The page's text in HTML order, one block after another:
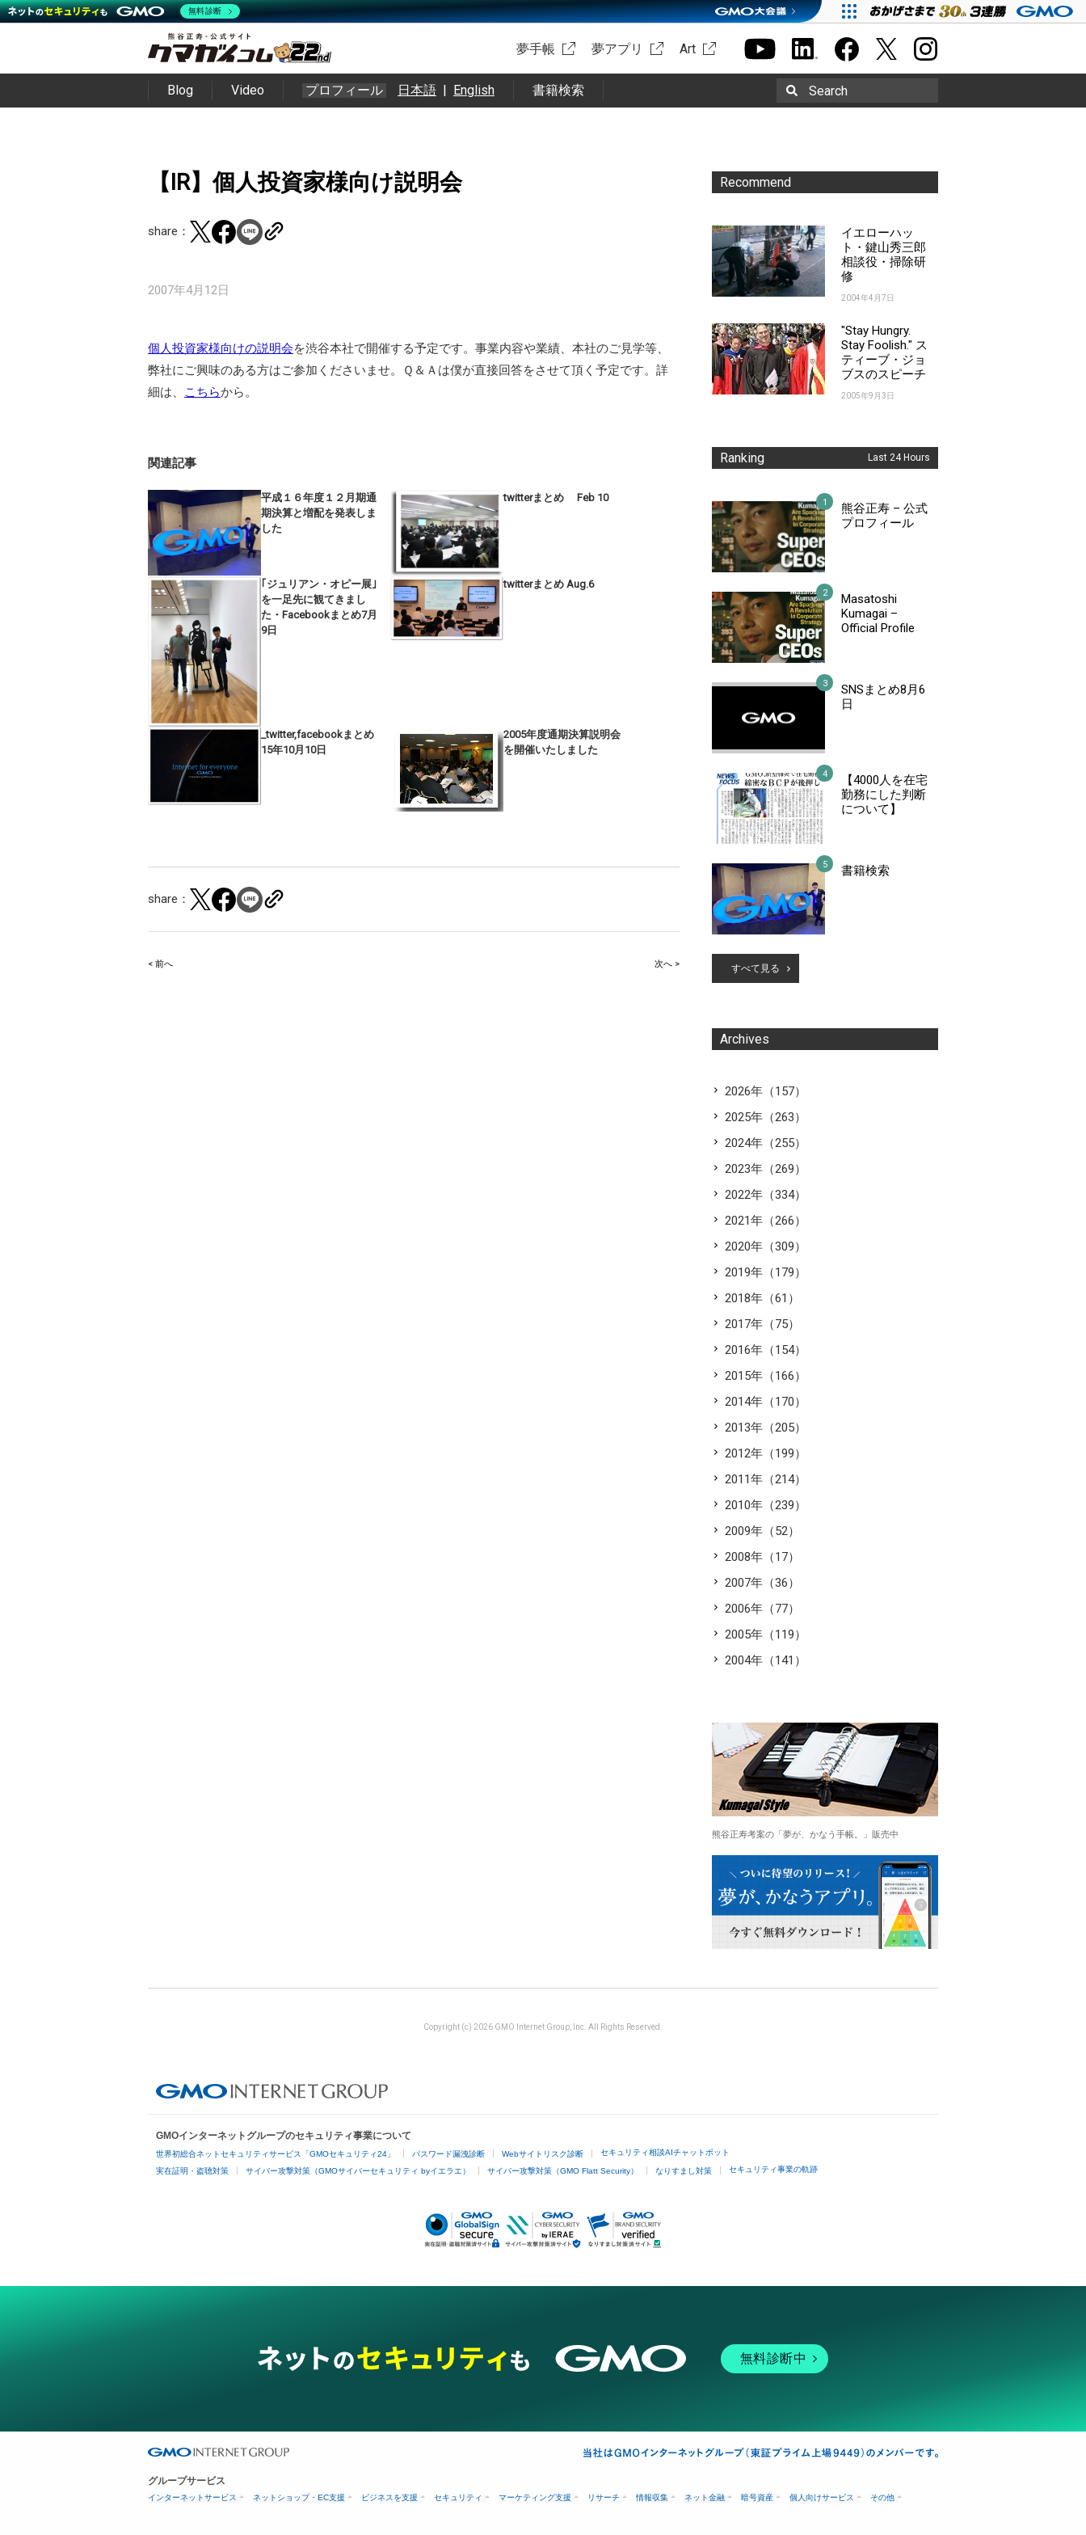
夢手帳 夢アプリ Art
Blog Video プロフィール 日本語 | English 書籍検索 Search
【IR】個人投資家様向け説明会
share：
2007年4月12日
個人投資家様向けの説明会を渋谷本社で開催する予定です。事業内容や業績、本社のご見学等、
弊社にご興味のある方はご参加くださいませ。Ｑ＆Ａは僕が直接回答をさせて頂く予定です。詳
細は、
こちらから。
関連記事
平成１６年度１２月期通
期決算と増配を発表しま
した
twitterまとめ Feb 10
｢ジュリアン・オピー展｣
を一足先に観てきまし
た・Facebookまとめ7月
9日
twitterまとめ Aug.6
_twitter,facebookまとめ
15年10月10日
2005年度通期決算説明会
を開催いたしました
share：
Post
< 前へ 次へ >
Recommend
イエローハッ
ト・鍵山秀三郎
相談役・掃除研
修
2004年4月7日
"Stay Hungry.
Stay Foolish." ス
ティーブ・ジョ
ブスのスピーチ
2005年9月3日
Ranking Last 24 Hours
熊谷正寿 – 公式
プロフィール
Masatoshi
Kumagai –
Official Profile
SNSまとめ8月6
日
【4000人を在宅
勤務にした判断
について】
書籍検索
すべて見る
Archives
2026年（157）
2025年（263）
2024年（255）
2023年（269）
2022年（334）
2021年（266）
2020年（309）
2019年（179）
2018年（61）
2017年（75）
2016年（154）
2015年（166）
2014年（170）
2013年（205）
2012年（199）
2011年（214）
2010年（239）
2009年（52）
2008年（17）
2007年（36）
2006年（77）
2005年（119）
2004年（141）
熊谷正寿考案の「夢が、かなう手帳。」販売中
Copyright (c) 2026 GMO Internet Group, Inc. All Rights Reserved.
GMOインターネットグループのセキュリティ事業について
世界初総合ネットセキュリティサービス「GMOセキュリティ24」 パスワード漏洩診断 Webサイトリスク診断 セキュリティ相談AIチャットボット
実在証明・盗聴対策 サイバー攻撃対策（GMOサイバーセキュリティ byイエラエ） サイバー攻撃対策（GMO Flatt Security） なりすまし対策 セキュリティ事業の軌跡
無料診断中
グループサービス
インターネットサービス ネットショップ・EC支援 ビジネスを支援 セキュリティ マーケティング支援 リサーチ 情報収集 ネット金融 暗号資産 個人向けサービス その他
無料診断